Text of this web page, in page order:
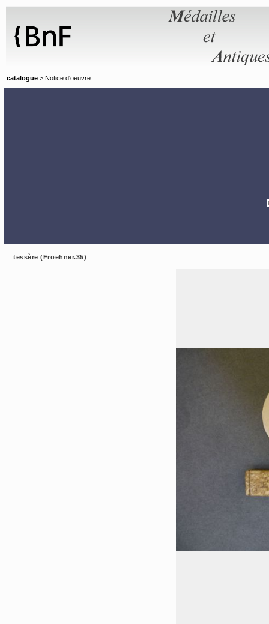
catalogue > Notice d'oeuvre
tessère (Froehner.35)